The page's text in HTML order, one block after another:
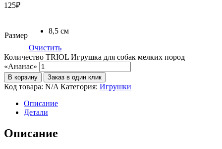
125₽
Размер
8,5 см
Очистить
Количество TRIOL Игрушка для собак мелких пород
«Ананас»
В корзину Заказ в один клик
Код товара: N/A Категория: Игрушки
Описание
Детали
Описание